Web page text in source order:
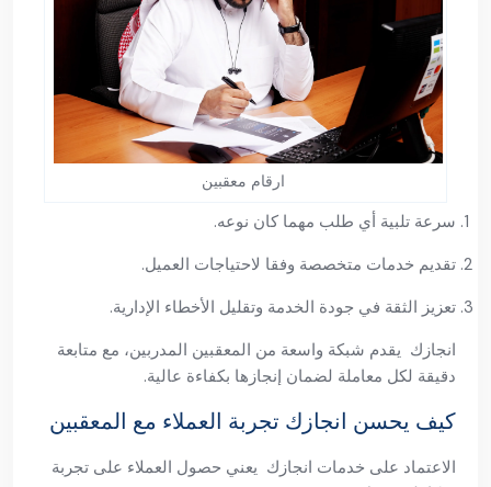
ارقام معقبين
سرعة تلبية أي طلب مهما كان نوعه.
تقديم خدمات متخصصة وفقا لاحتياجات العميل.
تعزيز الثقة في جودة الخدمة وتقليل الأخطاء الإدارية.
انجازك يقدم شبكة واسعة من المعقبين المدربين، مع متابعة
دقيقة لكل معاملة لضمان إنجازها بكفاءة عالية.
كيف يحسن انجازك تجربة العملاء مع المعقبين
الاعتماد على خدمات انجازك يعني حصول العملاء على تجربة